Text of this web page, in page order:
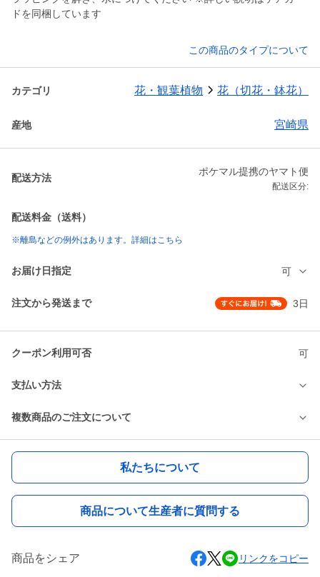
この商品のタイプについて
カテゴリ 花・観葉植物 花（切花・鉢花）
産地 宮崎県
配送方法
ポケマル提携のヤマト便
配送区分:
配送料金（送料）
※離島などの例外はあります。詳細はこちら
お届け日指定 可
注文から発送まで 3日
クーポン利用可否 可
支払い方法
複数商品のご注文について
私たちについて
商品について生産者に質問する
商品をシェア リンクをコピー